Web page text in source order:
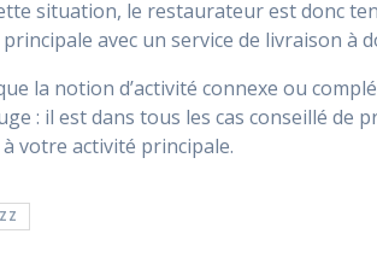
situation, le restaurateur est donc
avec un service de livraison à
la notion d’activité connexe ou
: il est dans tous les cas conseillé
votre activité principale.